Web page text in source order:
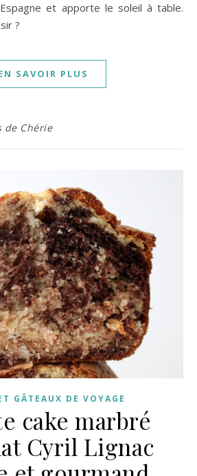
et apporte le soleil à table.
?
SAVOIR PLUS
de Chérie
GÂTEAUX DE VOYAGE
cake marbré
Cyril Lignac